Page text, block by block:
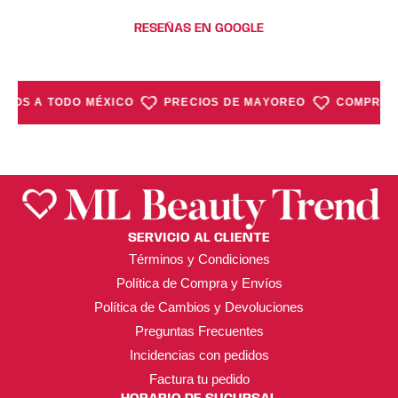
RESEÑAS EN GOOGLE
A TODO MÉXICO PRECIOS DE MAYOREO COMPRA
SERVICIO AL CLIENTE
Términos y Condiciones
Política de Compra y Envíos
Política de Cambios y Devoluciones
Preguntas Frecuentes
Incidencias con pedidos
Factura tu pedido